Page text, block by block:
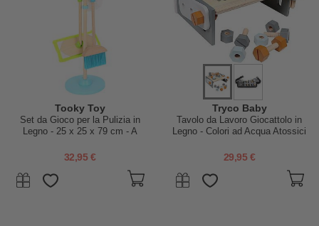
Tooky Toy
Set da Gioco per la Pulizia in
Legno - 25 x 25 x 79 cm - A
6 Pezzi
32,95 €
Tryco Baby
Tavolo da Lavoro Giocattolo in
Legno - Colori ad Acqua Atossici
29,95 €